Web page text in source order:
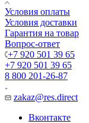
Условия оплаты
Условия доставки
Гарантия на товар
Вопрос-ответ
+7 920 501 39 65
+7 920 501 39 65
8 800 201-26-87
zakaz@res.direct
Вконтакте